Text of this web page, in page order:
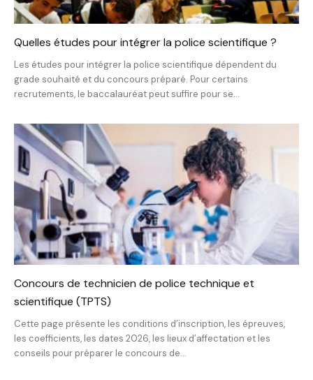
Quelles études pour intégrer la police scientifique ?
Les études pour intégrer la police scientifique dépendent du
grade souhaité et du concours préparé. Pour certains
recrutements, le baccalauréat peut suffire pour se...
Concours de technicien de police technique et
scientifique (TPTS)
Cette page présente les conditions d’inscription, les épreuves,
les coefficients, les dates 2026, les lieux d’affectation et les
conseils pour préparer le concours de...